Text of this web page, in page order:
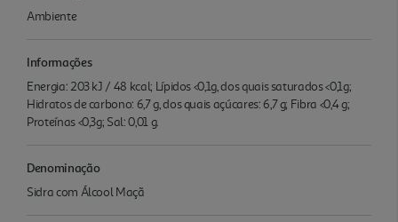
Ambiente
Informações
Energia: 203 kJ / 48 kcal; Lípidos <0,1g, dos quais saturados <0,1g;
Hidratos de carbono: 6,7 g, dos quais açúcares: 6,7 g; Fibra <0,4 g;
Proteínas <0,3g; Sal: 0,01 g.
Denominação
Sidra com Álcool Maçã